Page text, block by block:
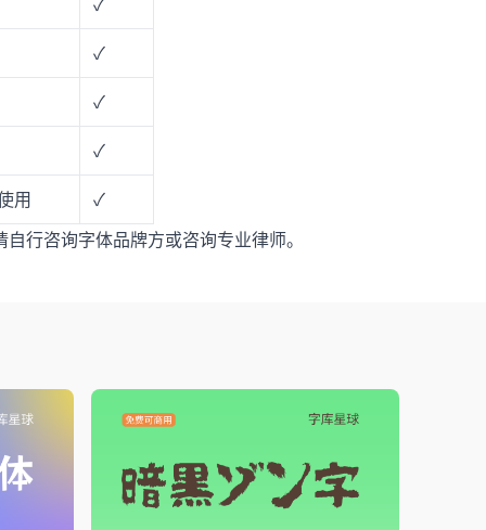
✓
✓
✓
用
✓
行咨询字体品牌方或咨询专业律师。